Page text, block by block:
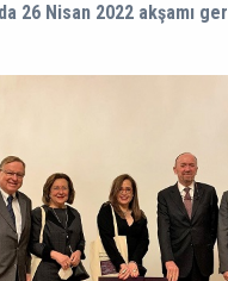
26 Nisan 2022 akşamı